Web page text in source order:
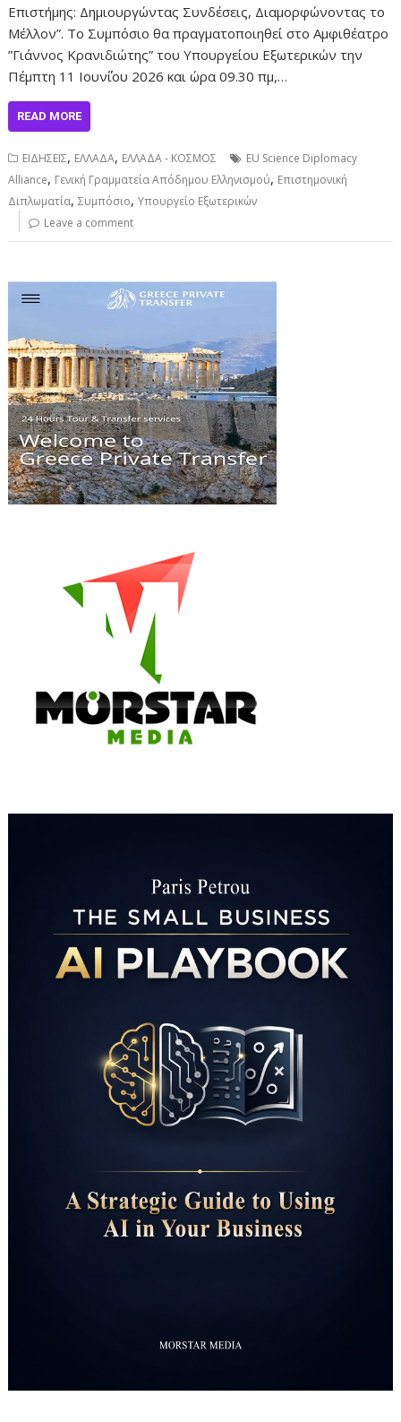
Επιστήμης: Δημιουργώντας Συνδέσεις, Διαμορφώνοντας το
Μέλλον”. Το Συμπόσιο θα πραγματοποιηθεί στο Αμφιθέατρο
”Γιάννος Κρανιδιώτης” του Υπουργείου Εξωτερικών την
Πέμπτη 11 Ιουν΄΄ίου 2026 και ώρα 09.30 πμ,…
READ MORE
ΕΙΔΗΣΕΙΣ, ΕΛΛΑΔΑ, ΕΛΛΑΔΑ - ΚΟΣΜΟΣ
EU Science Diplomacy
Alliance, Γενική Γραμματεία Απόδημου Ελληνισμού, Επιστημονική
Διπλωματία,Συμπόσιο,Υπουργείο Εξωτερικών
Leave a comment